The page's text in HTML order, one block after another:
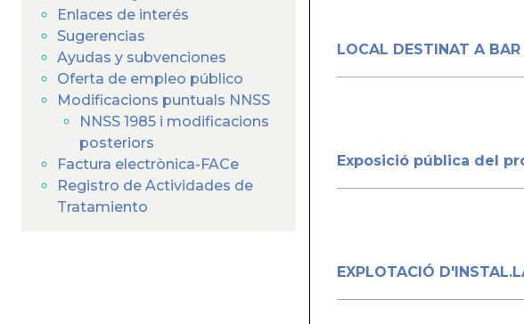
la
navegación
Enlaces de interés
Sugerencias
Ayudas y subvenciones
Oferta de empleo público
Modificacions puntuals NNSS
NNSS 1985 i modificacions
posteriors
Factura electrònica-FACe
Registro de Actividades de
Tratamiento
LOCAL DESTINAT A BAR
Exposició pública del
EXPLOTACIÓ